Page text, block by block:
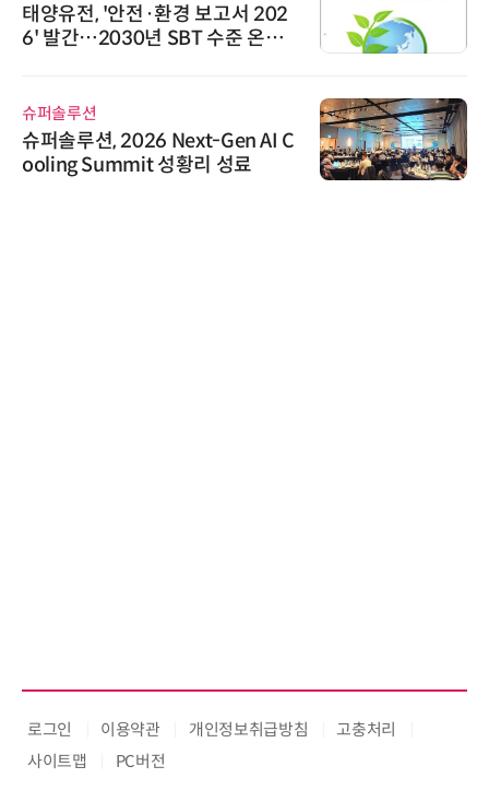
태양유전, '안전·환경 보고서 202
6' 발간…2030년 SBT 수준 온실
슈퍼솔루션
슈퍼솔루션, 2026 Next-Gen AI C
ooling Summit 성황리 성료
로그인 이용약관 개인정보취급방침
고충처리
사이트맵
PC버전